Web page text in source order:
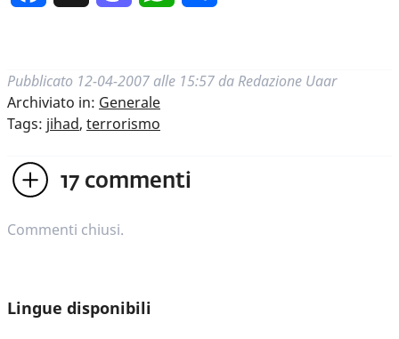
Pubblicato 12-04-2007 alle 15:57 da Redazione Uaar
Archiviato in: Generale
Tags: jihad, terrorismo
17 commenti
Commenti chiusi.
Lingue disponibili